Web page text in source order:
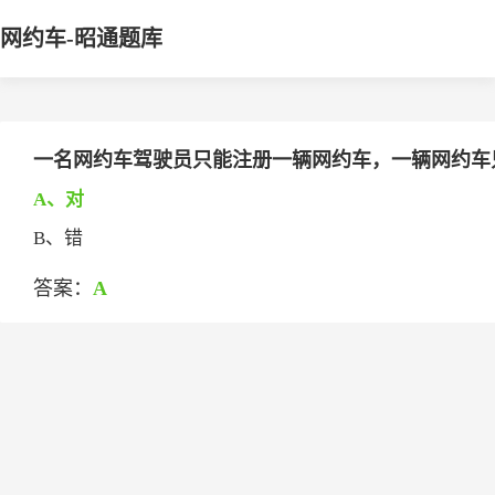
网约车-昭通题库
一名网约车驾驶员只能注册一辆网约车，一辆网约
A、对
B、错
答案： A